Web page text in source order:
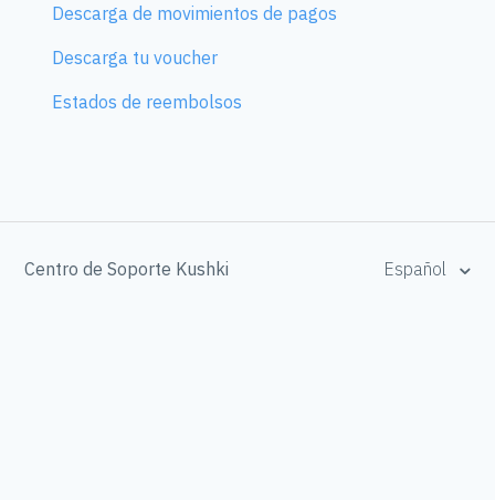
Descarga de movimientos de pagos
Descarga tu voucher
Estados de reembolsos
Centro de Soporte Kushki Español